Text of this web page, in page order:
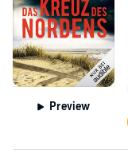
Preview